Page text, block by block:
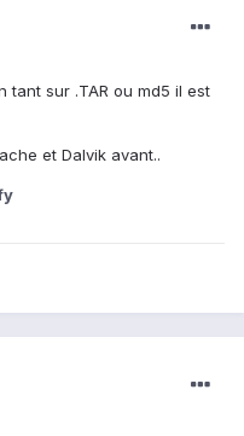
tant sur .TAR ou md5 il est
et Dalvik avant..